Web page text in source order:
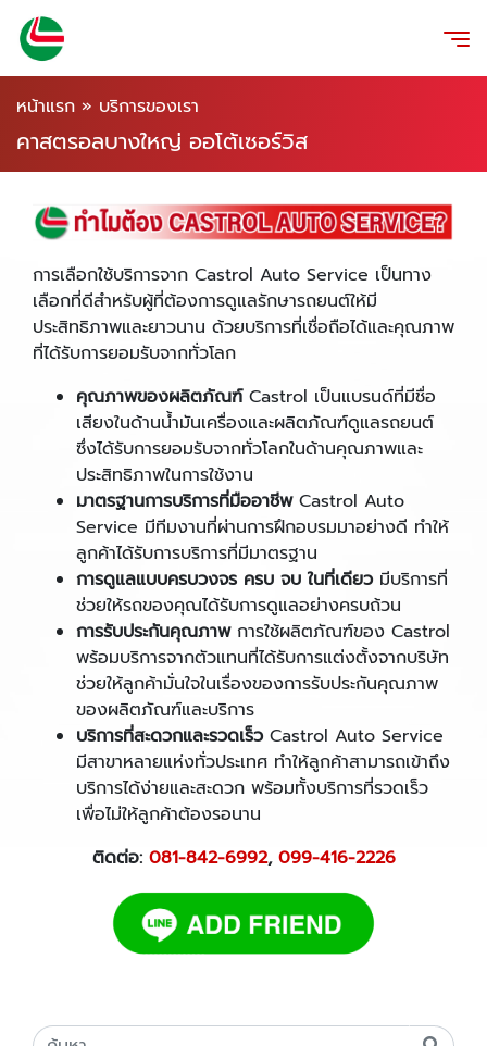
หน้าแรก » บริการของเรา
คาสตรอลบางใหญ่ ออโต้เซอร์วิส
การเลือกใช้บริการจาก Castrol Auto Service เป็นทาง
เลือกที่ดีสำหรับผู้ที่ต้องการดูแลรักษารถยนต์ให้มี
ประสิทธิภาพและยาวนาน ด้วยบริการที่เชื่อถือได้และคุณภาพ
ที่ได้รับการยอมรับจากทั่วโลก
คุณภาพของผลิตภัณฑ์ Castrol เป็นแบรนด์ที่มีชื่อ
เสียงในด้านน้ำมันเครื่องและผลิตภัณฑ์ดูแลรถยนต์
ซึ่งได้รับการยอมรับจากทั่วโลกในด้านคุณภาพและ
ประสิทธิภาพในการใช้งาน
มาตรฐานการบริการที่มืออาชีพ Castrol Auto
Service มีทีมงานที่ผ่านการฝึกอบรมมาอย่างดี ทำให้
ลูกค้าได้รับการบริการที่มีมาตรฐาน
การดูแลแบบครบวงจร ครบ จบ ในที่เดียว มีบริการที่
ช่วยให้รถของคุณได้รับการดูแลอย่างครบถ้วน
การรับประกันคุณภาพ การใช้ผลิตภัณฑ์ของ Castrol
พร้อมบริการจากตัวแทนที่ได้รับการแต่งตั้งจากบริษัท
ช่วยให้ลูกค้ามั่นใจในเรื่องของการรับประกันคุณภาพ
ของผลิตภัณฑ์และบริการ
บริการที่สะดวกและรวดเร็ว Castrol Auto Service
มีสาขาหลายแห่งทั่วประเทศ ทำให้ลูกค้าสามารถเข้าถึง
บริการได้ง่ายและสะดวก พร้อมทั้งบริการที่รวดเร็ว
เพื่อไม่ให้ลูกค้าต้องรอนาน
ติดต่อ: 081-842-6992, 099-416-2226